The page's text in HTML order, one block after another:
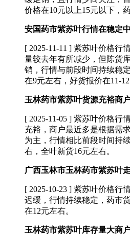
价格在10元以上15元以下，
安国药市紫苏叶行情在稳定中
[ 2025-11-11 ] 紫苏叶价格行
量较去年有所减少，但陈货
销，行情与前段时间持续稳
在9元左右，好货报价在11-12
玉林药市紫苏叶货源充裕商
[ 2025-11-05 ] 紫苏叶价格行
充裕，商户最近多是根据需
为主，行情相比前段时间持
右，全叶新货16元左右。
广西玉林市玉林药市紫苏叶
[ 2025-10-23 ] 紫苏叶价格行
迟缓，行情持续稳定，药市
在12元左右。
玉林药市紫苏叶库存量大商